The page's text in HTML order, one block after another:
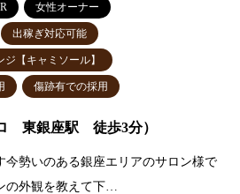
女性オーナー
出稼ぎ対応可能
ジ【キャミソール】
傷跡有での採用
ロ 東銀座駅 徒歩3分）
今勢いのある銀座エリアのサロン様で
の外観を教えて下…